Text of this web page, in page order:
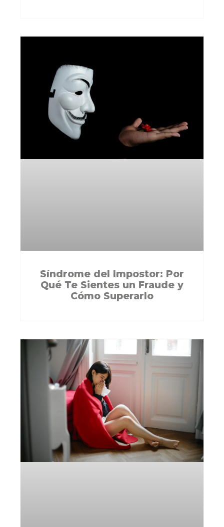
Síndrome del Impostor: Por
Qué Te Sientes un Fraude y
Cómo Superarlo